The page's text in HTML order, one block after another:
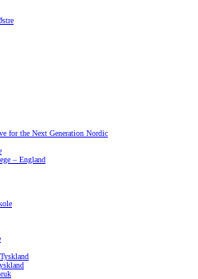
for the Next Generation Nordic
– England